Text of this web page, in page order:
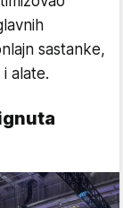
sastanke,
alate.